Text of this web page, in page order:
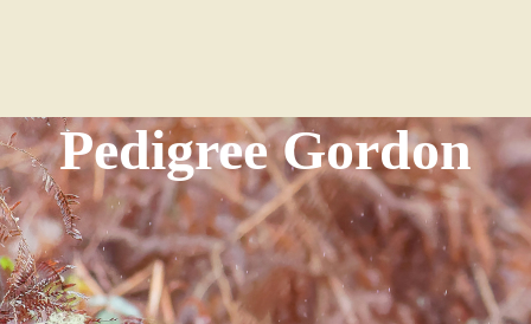
Pedigree Gordon